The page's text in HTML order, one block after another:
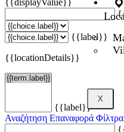
X
{{displayValue}}
{{label}}
{{locationDetails}}
{{label}}
Αναζήτηση Επαναφορά Φίλτρα